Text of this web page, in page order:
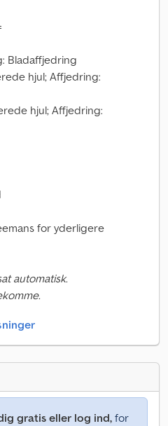
Bladaffjedring
hjul; Affjedring:
hjul; Affjedring:
for yderligere
automatisk.
gratis eller log ind,for